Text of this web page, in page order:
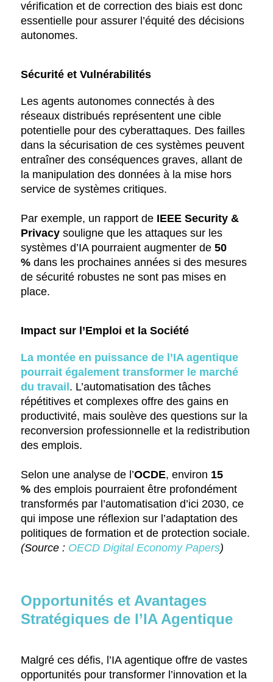
vérification et de correction des biais est donc
essentielle pour assurer l’équité des décisions
autonomes.
Sécurité et Vulnérabilités
Les agents autonomes connectés à des
réseaux distribués représentent une cible
potentielle pour des cyberattaques. Des failles
dans la sécurisation de ces systèmes peuvent
entraîner des conséquences graves, allant de
la manipulation des données à la mise hors
service de systèmes critiques.
Par exemple, un rapport de IEEE Security &
Privacysouligne que les attaques sur les
systèmes d’IA pourraient augmenter de 50
%dans les prochaines années si des mesures
de sécurité robustes ne sont pas mises en
place.
Impact sur l’Emploi et la Société
La montée en puissance de l’IA agentique
pourrait également transformer le marché
du travail . L’automatisation des tâches
répétitives et complexes offre des gains en
productivité, mais soulève des questions sur la
reconversion professionnelle et la redistribution
des emplois.
Selon une analyse de l’OCDE, environ 15
%des emplois pourraient être profondément
transformés par l’automatisation d’ici 2030, ce
qui impose une réflexion sur l’adaptation des
politiques de formation et de protection sociale.
(Source : OECD Digital Economy Papers)
Opportunités et Avantages
Stratégiques de l’IA Agentique
Malgré ces défis, l’IA agentique offre de vastes
opportunités pour transformer l’innovation et la